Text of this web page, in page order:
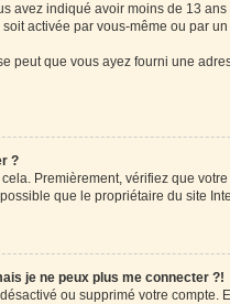
avez indiqué avoir moins de 13
activée par vous-même ou par
peut que vous ayez fourni une
?
Premièrement, vérifiez que
que le propriétaire du site
je ne peux plus me connecter ?!
désactivé ou supprimé votre